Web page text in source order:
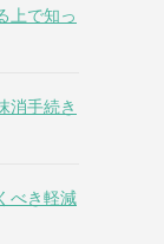
上で知っ
消手続き
べき軽減